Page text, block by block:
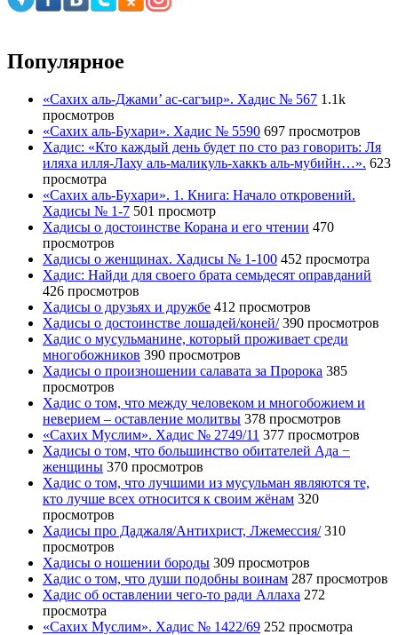
Популярное
«Сахих аль-Джами’ ас-сагъир». Хадис № 567 1.1k
просмотров
«Сахих аль-Бухари». Хадис № 5590 697 просмотров
Хадис: «Кто каждый день будет по сто раз говорить: Ля
иляха илля-Лаху аль-маликуль-хаккъ аль-мубийн…». 623
просмотра
«Сахих аль-Бухари». 1. Книга: Начало откровений.
Хадисы № 1-7 501 просмотр
Хадисы о достоинстве Корана и его чтении 470
просмотров
Хадисы о женщинах. Хадисы № 1-100 452 просмотра
Хадис: Найди для своего брата семьдесят оправданий
426 просмотров
Хадисы о друзьях и дружбе 412 просмотров
Хадисы о достоинстве лошадей/коней/ 390 просмотров
Хадис о мусульманине, который проживает среди
многобожников 390 просмотров
Хадисы о произношении салавата за Пророка 385
просмотров
Хадис о том, что между человеком и многобожием и
неверием – оставление молитвы 378 просмотров
«Сахих Муслим». Хадис № 2749/11 377 просмотров
Хадисы о том, что большинство обитателей Ада −
женщины 370 просмотров
Хадис о том, что лучшими из мусульман являются те,
кто лучше всех относится к своим жёнам 320
просмотров
Хадисы про Даджаля/Антихрист, Лжемессия/ 310
просмотров
Хадисы о ношении бороды 309 просмотров
Хадис о том, что души подобны воинам 287 просмотров
Хадис об оставлении чего-то ради Аллаха 272
просмотра
«Сахих Муслим». Хадис № 1422/69 252 просмотра